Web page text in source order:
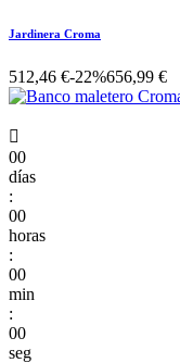
Jardinera Croma
512,46 €-22%656,99 €

00
días
:
00
horas
:
00
min
:
00
seg